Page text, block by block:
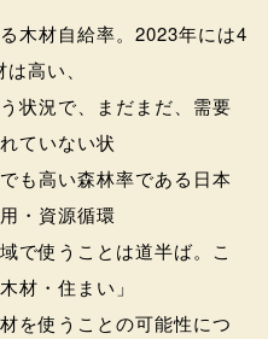
木材自給率。2023年には4
高い、
状況で、まだまだ、需要
ていない状
も高い森林率である日本
・資源循環
で使うことは道半ば。こ
材・住まい」
を使うことの可能性につ